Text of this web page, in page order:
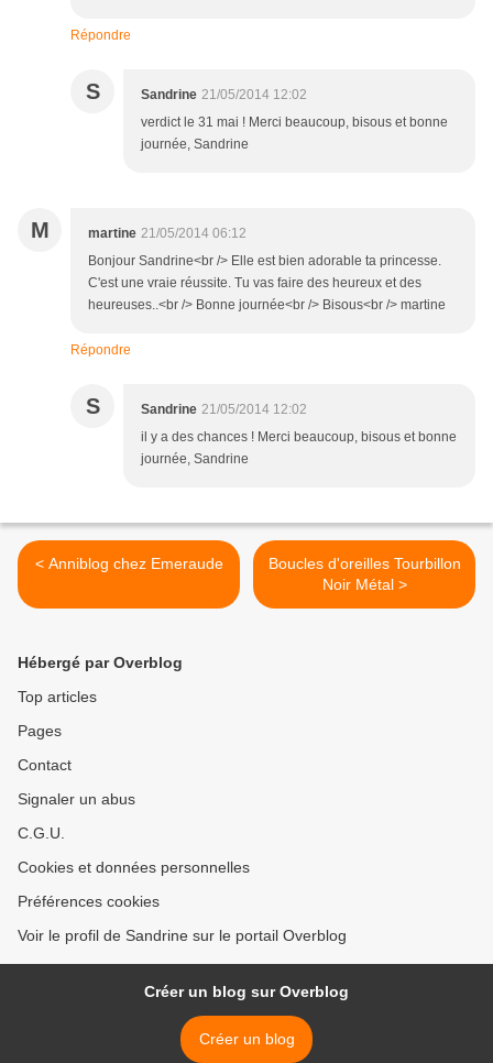
Répondre
S Sandrine 21/05/2014 12:02
verdict le 31 mai ! Merci beaucoup, bisous et bonne
journée, Sandrine
M martine 21/05/2014 06:12
Bonjour Sandrine<br /> Elle est bien adorable ta princesse.
C'est une vraie réussite. Tu vas faire des heureux et des
heureuses..<br /> Bonne journée<br /> Bisous<br /> martine
Répondre
S Sandrine 21/05/2014 12:02
il y a des chances ! Merci beaucoup, bisous et bonne
journée, Sandrine
< Anniblog chez Emeraude
Boucles d'oreilles Tourbillon
Noir Métal >
Hébergé par Overblog
Top articles
Pages
Contact
Signaler un abus
C.G.U.
Cookies et données personnelles
Préférences cookies
Voir le profil de Sandrine sur le portail Overblog
Créer un blog sur Overblog
Créer un blog